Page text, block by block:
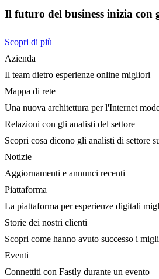
Il futuro del business inizia con
Scopri di più
Azienda
Il team dietro esperienze online migliori
Mappa di rete
Una nuova architettura per l'Internet
Relazioni con gli analisti del settore
Scopri cosa dicono gli analisti di settore
Notizie
Aggiornamenti e annunci recenti
Piattaforma
La piattaforma per esperienze digitali
Storie dei nostri clienti
Scopri come hanno avuto successo i
Eventi
Connettiti con Fastly durante un evento